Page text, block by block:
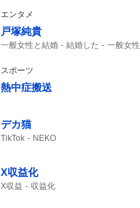
エンタメ
戸塚純貴
一般女性と結婚 結婚した 一般女性
スポーツ
熱中症搬送
デカ猫
TikTok NEKO
X収益化
X収益 収益化